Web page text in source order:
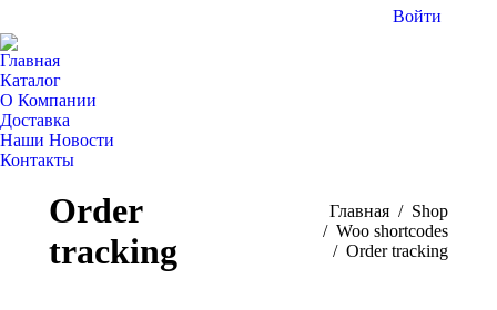
Войти
Главная
Каталог
О Компании
Доставка
Наши Новости
Контакты
Order
tracking
Главная
Shop
Woo shortcodes
Order tracking